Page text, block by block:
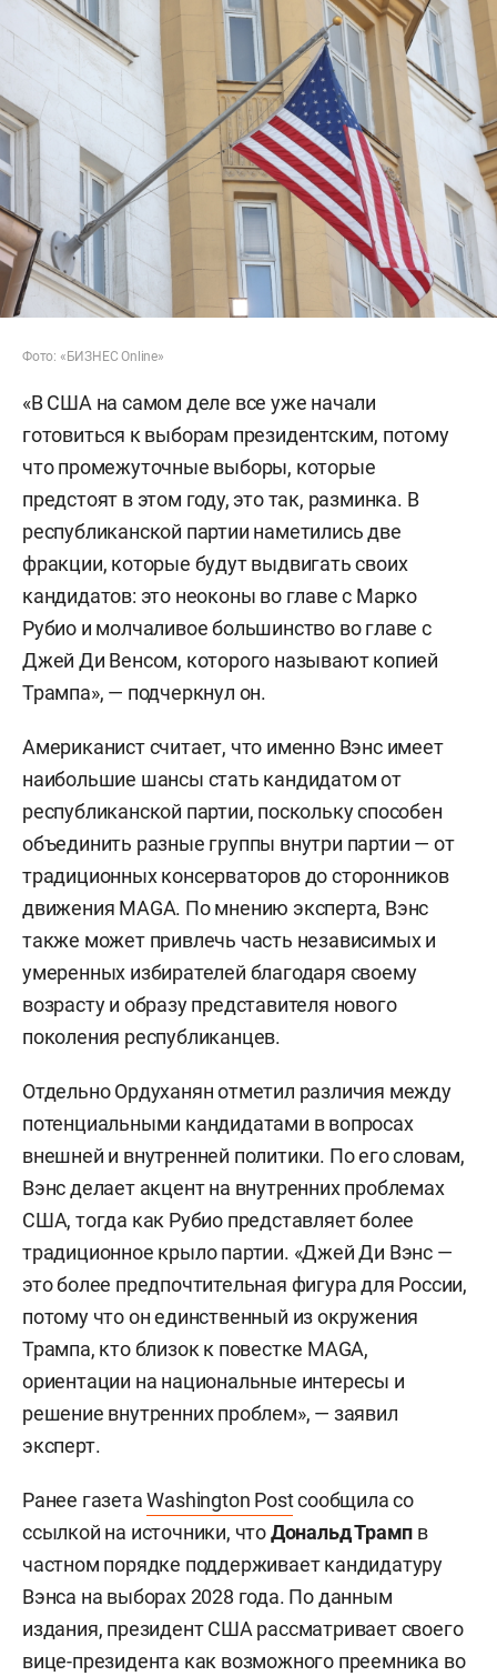
Фото: «БИЗНЕС Online»
«В США на самом деле все уже начали
готовиться к выборам президентским, потому
что промежуточные выборы, которые
предстоят в этом году, это так, разминка. В
республиканской партии наметились две
фракции, которые будут выдвигать своих
кандидатов: это неоконы во главе с Марко
Рубио и молчаливое большинство во главе с
Джей Ди Венсом, которого называют копией
Трампа», — подчеркнул он.
Американист считает, что именно Вэнс имеет
наибольшие шансы стать кандидатом от
республиканской партии, поскольку способен
объединить разные группы внутри партии — от
традиционных консерваторов до сторонников
движения MAGA. По мнению эксперта, Вэнс
также может привлечь часть независимых и
умеренных избирателей благодаря своему
возрасту и образу представителя нового
поколения республиканцев.
Отдельно Ордуханян отметил различия между
потенциальными кандидатами в вопросах
внешней и внутренней политики. По его словам,
Вэнс делает акцент на внутренних проблемах
США, тогда как Рубио представляет более
традиционное крыло партии. «Джей Ди Вэнс —
это более предпочтительная фигура для России,
потому что он единственный из окружения
Трампа, кто близок к повестке MAGA,
ориентации на национальные интересы и
решение внутренних проблем», — заявил
эксперт.
Ранее газетаWashington Postсообщила со
ссылкой на источники, чтоДональд Трамп в
частном порядке поддерживает кандидатуру
Вэнса на выборах 2028 года. По данным
издания, президент США рассматривает своего
вице-президента как возможного преемника во